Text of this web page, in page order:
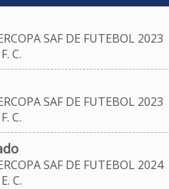
SAF DE FUTEBOL 2023
C.
SAF DE FUTEBOL 2023
C.
SAF DE FUTEBOL 2024
C.